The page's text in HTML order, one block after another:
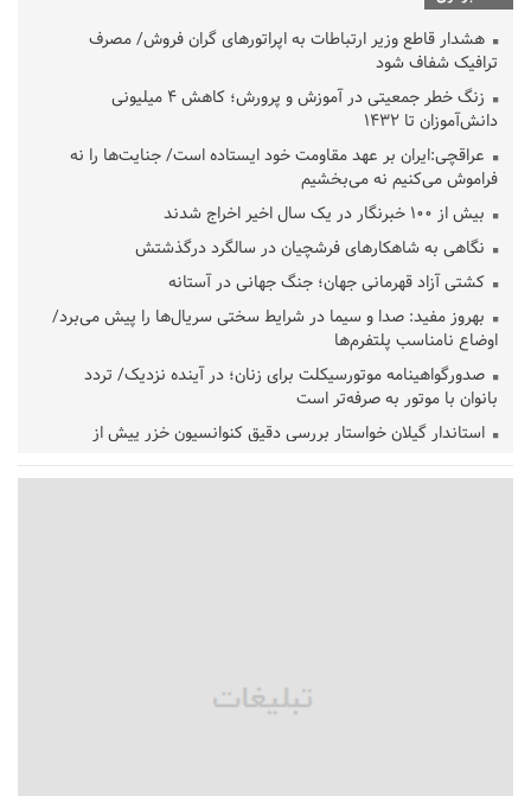
هشدار قاطع وزیر ارتباطات به اپراتورهای گران فروش/ مصرف
ترافیک شفاف شود
زنگ خطر جمعیتی در آموزش و پرورش؛ کاهش ۴ میلیونی
دانش‌آموزان تا ۱۴۳۲
عراقچی:ایران بر عهد مقاومت خود ایستاده است/ جنایت‌ها را نه
فراموش می‌کنیم نه می‌بخشیم
بیش از ۱۰۰ خبرنگار در یک سال اخیر اخراج شدند
نگاهی به شاهکارهای فرشچیان در سالگرد درگذشتش
کشتی آزاد قهرمانی جهان؛ جنگ جهانی در آستانه
بهروز مفید: صدا و سیما در شرایط سختی سریال‌ها را پیش می‌برد/
اوضاع نامناسب پلتفرم‌ها
صدورگواهینامه موتورسیکلت برای زنان؛ در آینده نزدیک/ تردد
بانوان با موتور به‌ صرفه‌تر است
استاندار گیلان خواستار بررسی دقیق کنوانسیون خزر پیش از